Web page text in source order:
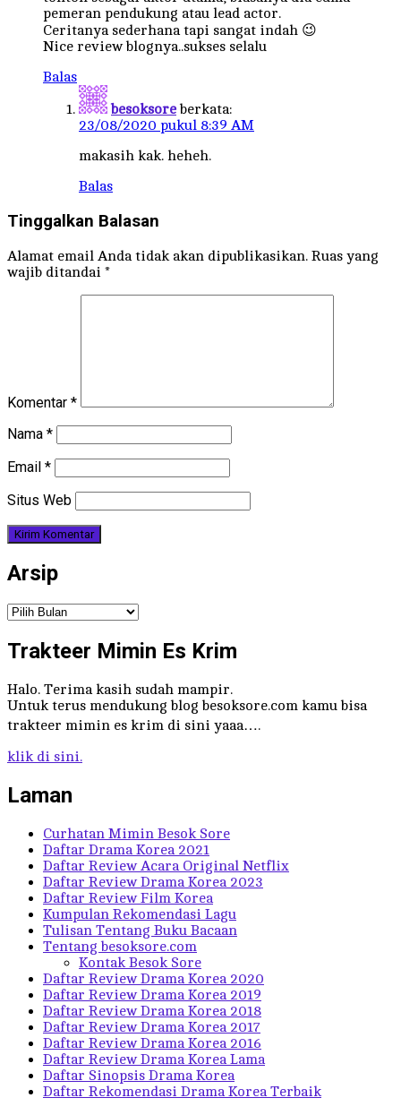
pemeran pendukung atau lead actor.
Ceritanya sederhana tapi sangat indah 😉
Nice review blognya..sukses selalu
Balas
besoksore berkata:
23/08/2020 pukul 8:39 AM
makasih kak. heheh.
Balas
Tinggalkan Balasan
Alamat email Anda tidak akan dipublikasikan. Ruas yang
wajib ditandai *
Komentar *
Nama *
Email *
Situs Web
Arsip
Arsip
Trakteer Mimin Es Krim
Halo. Terima kasih sudah mampir.
Untuk terus mendukung blog besoksore.com kamu bisa
trakteer mimin es krim di sini yaaa….
klik di sini.
Laman
Curhatan Mimin Besok Sore
Daftar Drama Korea 2021
Daftar Review Acara Original Netflix
Daftar Review Drama Korea 2023
Daftar Review Film Korea
Kumpulan Rekomendasi Lagu
Tulisan Tentang Buku Bacaan
Tentang besoksore.com
Kontak Besok Sore
Daftar Review Drama Korea 2020
Daftar Review Drama Korea 2019
Daftar Review Drama Korea 2018
Daftar Review Drama Korea 2017
Daftar Review Drama Korea 2016
Daftar Review Drama Korea Lama
Daftar Sinopsis Drama Korea
Daftar Rekomendasi Drama Korea Terbaik